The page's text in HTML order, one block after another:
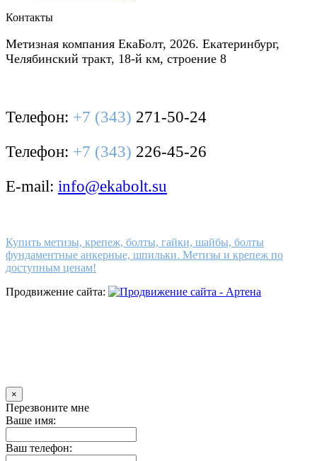
Контакты
Метизная компания ЕкаБолт, 2026. Екатеринбург,
Челябинский тракт, 18-й км, строение 8
Телефон: +7 (343) 271-50-24
Телефон: +7 (343) 226-45-26
E-mail: info@ekabolt.su
Купить метизы, крепеж, болты, гайки, шайбы, болты
фундаментные анкерные, шпильки. Метизы и крепеж по
доступным ценам!
Продвижение сайта:
×
Перезвоните мне
Ваше имя:
Ваш телефон: